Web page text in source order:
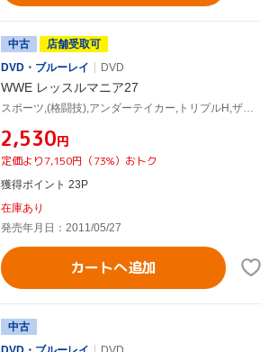
中古
店舗受取可
DVD・ブルーレイ
DVD
WWE レッスルマニア27
スポーツ,(格闘技),アンダーテイカー,トリプルH,ザ・ミズ,ジョン・シナ,エッジ,アルベルト・デル・リオ,ランディ・オートン
¥2,530円
定価より7,150円（73%）おトク
獲得ポイント 23P
在庫あり
発売年月日：2011/05/27
カートへ追加
中古